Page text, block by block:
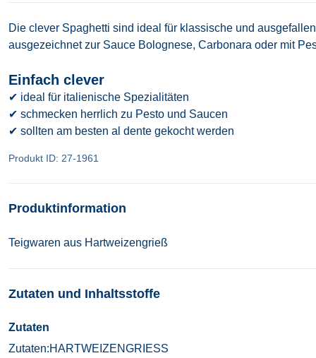
Die clever Spaghetti sind ideal für klassische und
ausgezeichnet zur Sauce Bolognese, Carbonara oder mit
Einfach clever
✔ ideal für italienische Spezialitäten
✔ schmecken herrlich zu Pesto und Saucen
✔ sollten am besten al dente gekocht werden
Produkt ID: 27-1961
Produktinformation
Teigwaren aus Hartweizengrieß
Zutaten und Inhaltsstoffe
Zutaten
Zutaten:HARTWEIZENGRIESS